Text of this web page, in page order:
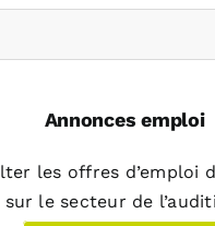
Annonces emploi
les offres d’emploi
sur le secteur de